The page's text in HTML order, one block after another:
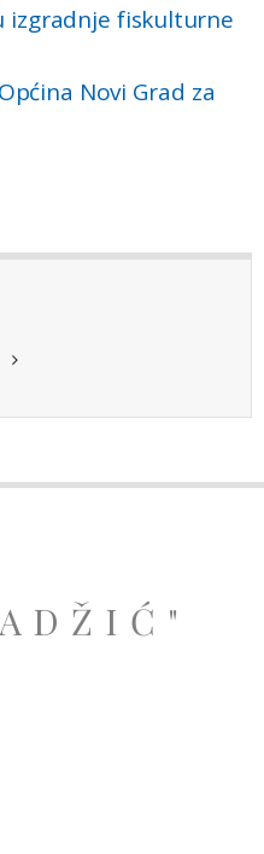
izgradnje fiskulturne
Novi Grad za